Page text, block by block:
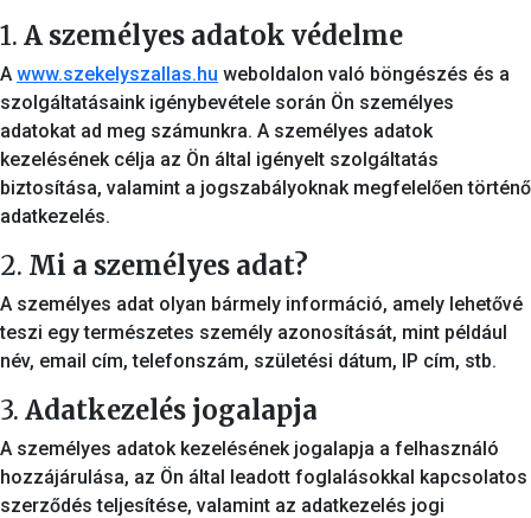
1. A személyes adatok védelme
A www.szekelyszallas.hu weboldalon való böngészés és a
szolgáltatásaink igénybevétele során Ön személyes
adatokat ad meg számunkra. A személyes adatok
kezelésének célja az Ön által igényelt szolgáltatás
biztosítása, valamint a jogszabályoknak megfelelően történő
adatkezelés.
2. Mi a személyes adat?
A személyes adat olyan bármely információ, amely lehetővé
teszi egy természetes személy azonosítását, mint például
név, email cím, telefonszám, születési dátum, IP cím, stb.
3. Adatkezelés jogalapja
A személyes adatok kezelésének jogalapja a felhasználó
hozzájárulása, az Ön által leadott foglalásokkal kapcsolatos
szerződés teljesítése, valamint az adatkezelés jogi